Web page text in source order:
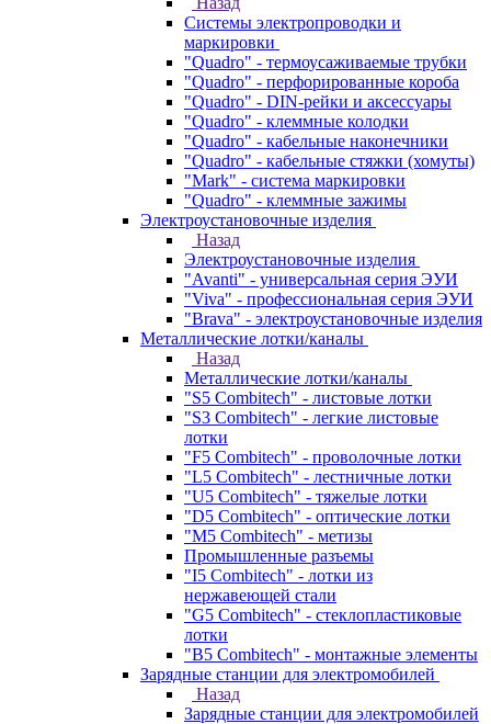
Системы электропроводки и
маркировки
"Quadro" - термоусаживаемые трубки
"Quadro" - перфорированные короба
"Quadro" - DIN-рейки и аксессуары
"Quadro" - клеммные колодки
"Quadro" - кабельные наконечники
"Quadro" - кабельные стяжки (хомуты)
"Mark" - система маркировки
"Quadro" - клеммные зажимы
Электроустановочные изделия
Назад
Электроустановочные изделия
"Avanti" - универсальная серия ЭУИ
"Viva" - профессиональная серия ЭУИ
"Brava" - электроустановочные изделия
Металлические лотки/каналы
Назад
Металлические лотки/каналы
"S5 Combitech" - листовые лотки
"S3 Combitech" - легкие листовые
лотки
"F5 Combitech" - проволочные лотки
"L5 Combitech" - лестничные лотки
"U5 Combitech" - тяжелые лотки
"D5 Combitech" - оптические лотки
"M5 Combitech" - метизы
Промышленные разъемы
"I5 Combitech" - лотки из
нержавеющей стали
"G5 Combitech" - стеклопластиковые
лотки
"B5 Combitech" - монтажные элементы
Зарядные станции для электромобилей
Назад
Зарядные станции для электромобилей